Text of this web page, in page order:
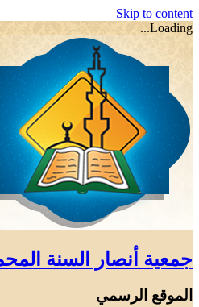
Skip to content
Loading...
جمعية أنصار السنة
الموقع الرسمي